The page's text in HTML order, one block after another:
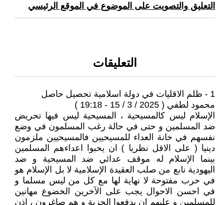
التعليق والتصويت على الموضوع في الموقع الرئيسي
التعليقات
1 - ظلم الاقليات في دولة اسلامية تحصيل حاصل
محمود لطفي ( 2025 / 3 / 15 - 19:18 )
الإسلام ليس كالمسيحية ، المسيحية ليس فيها تحريض
ضد المسلمين و حتى في حالة رغب المسلمون في وضع
نفسهم في خانة العداء للمسيحيين فالمسيحيين ملزمون
دينيا ( على الاقل نظريا ) ان يحبوا اعداءهم المسلمين
بينما الإسلام له موقف عدائي ضد المسيحية و ضد
اليهودية نابع من صلب العقيدة الإسلامية لا بل الإسلام هو
في حرب مفتوحة لا نهاية لها مع كل من ليس مسلما و
في احسن الاحوال يجب على الآخرين الخضوع مهانين
للمسلمين و عليهم ان يدفعوا الجزية و هم صاغرون ، اذن